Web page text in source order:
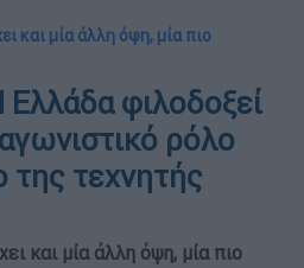
και μία άλλη όψη, μία πιο
φιλοδοξεί
ρόλο
της τεχνητής
και μία άλλη όψη, μία πιο